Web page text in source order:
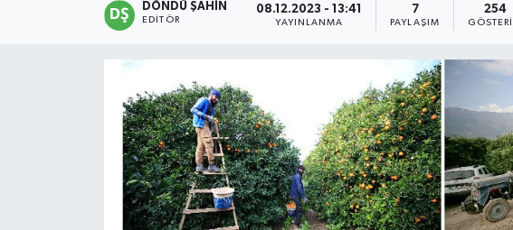
DÖNDÜ ŞAHİN
EDITÖR
08.12.2023 - 13:41
YAYINLANMA
7
PAYLAŞIM
254